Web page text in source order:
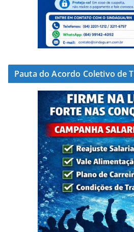
Pauta do Acordo Coletivo de